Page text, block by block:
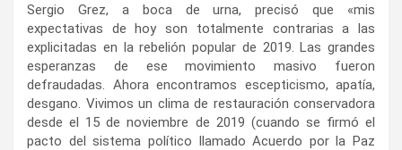
Sergio Grez, a boca de urna, precisó que «mis
expectativas de hoy son totalmente contrarias a las
explicitadas en la rebelión popular de 2019. Las grandes
esperanzas de ese movimiento masivo fueron
defraudadas. Ahora encontramos escepticismo, apatía,
desgano. Vivimos un clima de restauración conservadora
desde el 15 de noviembre de 2019 (cuando se firmó el
pacto del sistema político llamado Acuerdo por la Paz